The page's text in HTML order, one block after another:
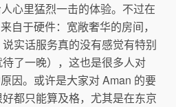
心里猛烈一击的体验。不过在
自于硬件：宽敞奢华的房间，
实话服务真的没有感觉有特别
了一晚），这也是很多人对
因。或许是大家对 Aman 的要
都只能算及格，尤其是在东京